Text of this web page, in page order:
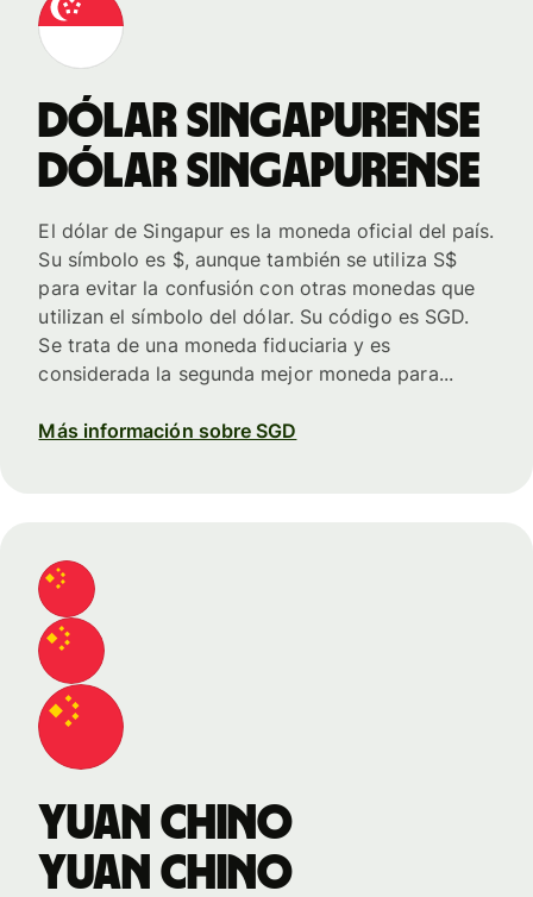
dólar singapurense
dólar singapurense
El dólar de Singapur es la moneda oficial del país.
Su símbolo es $, aunque también se utiliza S$
para evitar la confusión con otras monedas que
utilizan el símbolo del dólar. Su código es SGD.
Se trata de una moneda fiduciaria y es
considerada la segunda mejor moneda para...
Más información sobre SGD
yuan chino
yuan chino